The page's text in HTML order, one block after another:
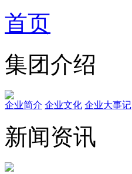
首页
集团介绍
企业简介 企业文化 企业⼤事记
新闻资讯